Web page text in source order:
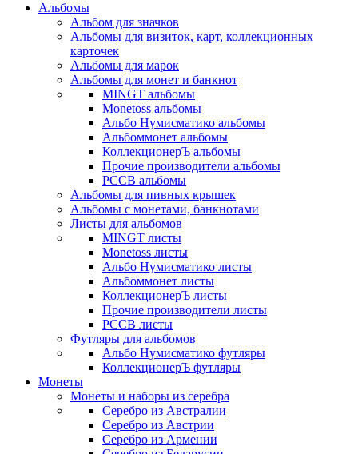
Альбомы
Альбом для значков
Альбомы для визиток, карт, коллекционных
карточек
Альбомы для марок
Альбомы для монет и банкнот
MINGT альбомы
Monetoss альбомы
Альбо Нумисматико альбомы
Альбоммонет альбомы
КоллекционерЪ альбомы
Прочие производители альбомы
РССВ альбомы
Альбомы для пивных крышек
Альбомы с монетами, банкнотами
Листы для альбомов
MINGT листы
Monetoss листы
Альбо Нумисматико листы
Альбоммонет листы
КоллекционерЪ листы
Прочие производители листы
РССВ листы
Футляры для альбомов
Альбо Нумисматико футляры
КоллекционерЪ футляры
Монеты
Монеты и наборы из серебра
Серебро из Австралии
Серебро из Австрии
Серебро из Армении